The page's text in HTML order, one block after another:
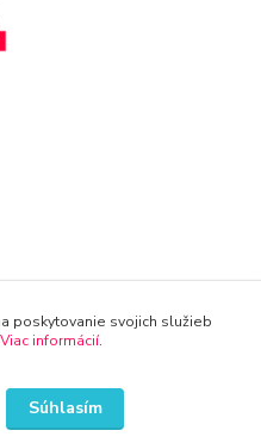
poskytovanie svojich služieb
Viac informácií.
Súhlasím